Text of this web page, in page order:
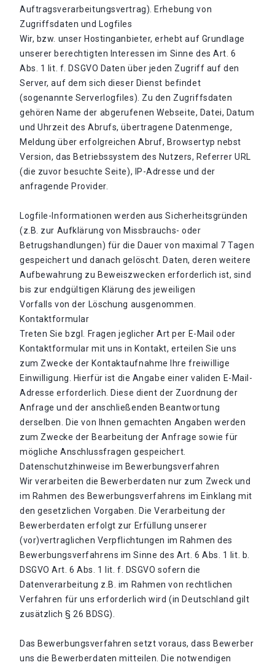
Auftragsverarbeitungsvertrag). Erhebung von
Zugriffsdaten und Logfiles
Wir, bzw. unser Hostinganbieter, erhebt auf Grundlage
unserer berechtigten Interessen im Sinne des Art. 6
Abs. 1 lit. f. DSGVO Daten über jeden Zugriff auf den
Server, auf dem sich dieser Dienst befindet
(sogenannte Serverlogfiles). Zu den Zugriffsdaten
gehören Name der abgerufenen Webseite, Datei, Datum
und Uhrzeit des Abrufs, übertragene Datenmenge,
Meldung über erfolgreichen Abruf, Browsertyp nebst
Version, das Betriebssystem des Nutzers, Referrer URL
(die zuvor besuchte Seite), IP-Adresse und der
anfragende Provider.
Logfile-Informationen werden aus Sicherheitsgründen
(z.B. zur Aufklärung von Missbrauchs- oder
Betrugshandlungen) für die Dauer von maximal 7 Tagen
gespeichert und danach gelöscht. Daten, deren weitere
Aufbewahrung zu Beweiszwecken erforderlich ist, sind
bis zur endgültigen Klärung des jeweiligen
Vorfalls von der Löschung ausgenommen.
Kontaktformular
Treten Sie bzgl. Fragen jeglicher Art per E-Mail oder
Kontaktformular mit uns in Kontakt, erteilen Sie uns
zum Zwecke der Kontaktaufnahme Ihre freiwillige
Einwilligung. Hierfür ist die Angabe einer validen E-Mail-
Adresse erforderlich. Diese dient der Zuordnung der
Anfrage und der anschließenden Beantwortung
derselben. Die von Ihnen gemachten Angaben werden
zum Zwecke der Bearbeitung der Anfrage sowie für
mögliche Anschlussfragen gespeichert.
Datenschutzhinweise im Bewerbungsverfahren
Wir verarbeiten die Bewerberdaten nur zum Zweck und
im Rahmen des Bewerbungsverfahrens im Einklang mit
den gesetzlichen Vorgaben. Die Verarbeitung der
Bewerberdaten erfolgt zur Erfüllung unserer
(vor)vertraglichen Verpflichtungen im Rahmen des
Bewerbungsverfahrens im Sinne des Art. 6 Abs. 1 lit. b.
DSGVO Art. 6 Abs. 1 lit. f. DSGVO sofern die
Datenverarbeitung z.B. im Rahmen von rechtlichen
Verfahren für uns erforderlich wird (in Deutschland gilt
zusätzlich § 26 BDSG).
Das Bewerbungsverfahren setzt voraus, dass Bewerber
uns die Bewerberdaten mitteilen. Die notwendigen